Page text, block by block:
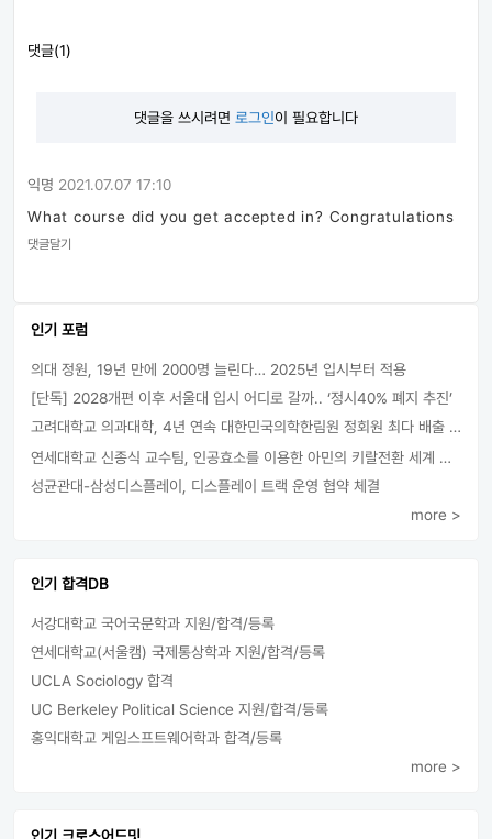
댓글(1)
댓글을 쓰시려면 로그인이 필요합니다
익명 2021.07.07 17:10
What course did you get accepted in? Congratulations
댓글달기
인기 포럼
의대 정원, 19년 만에 2000명 늘린다… 2025년 입시부터 적용
[단독] 2028개편 이후 서울대 입시 어디로 갈까.. ‘정시40% 폐지 추진’
고려대학교 의과대학, 4년 연속 대한민국의학한림원 정회원 최다 배출 外
연세대학교 신종식 교수팀, 인공효소를 이용한 아민의 키랄전환 세계 최초로 성공
성균관대-삼성디스플레이, 디스플레이 트랙 운영 협약 체결
more >
인기 합격DB
서강대학교 국어국문학과 지원/합격/등록
연세대학교(서울캠) 국제통상학과 지원/합격/등록
UCLA Sociology 합격
UC Berkeley Political Science 지원/합격/등록
홍익대학교 게임스프트웨어학과 합격/등록
more >